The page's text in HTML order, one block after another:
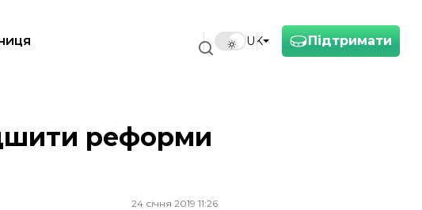
Підтримати
UK
реформи
24 січня 2019 11:26